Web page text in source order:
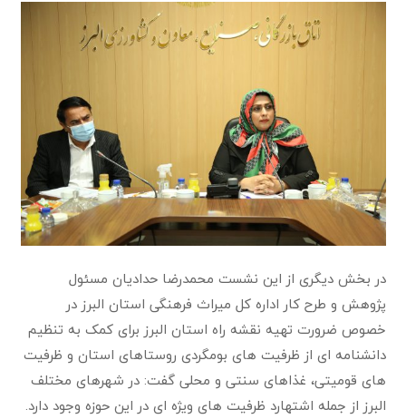
در بخش دیگری از این نشست محمدرضا حدادیان مسئول
پژوهش و طرح کار اداره کل میراث فرهنگی استان البرز در
خصوص ضرورت تهیه نقشه راه استان البرز برای کمک به تنظیم
دانشنامه ای از ظرفیت های بومگردی روستاهای استان و ظرفیت
های قومیتی، غذاهای سنتی و محلی گفت: در شهرهای مختلف
البرز از جمله اشتهارد ظرفیت های ویژه ای در این حوزه وجود دارد‌.